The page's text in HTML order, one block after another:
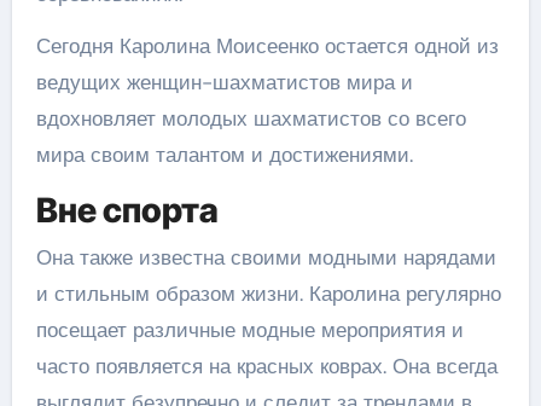
Сегодня Каролина Моисеенко остается одной из
ведущих женщин-шахматистов мира и
вдохновляет молодых шахматистов со всего
мира своим талантом и достижениями.
Вне спорта
Она также известна своими модными нарядами
и стильным образом жизни. Каролина регулярно
посещает различные модные мероприятия и
часто появляется на красных коврах. Она всегда